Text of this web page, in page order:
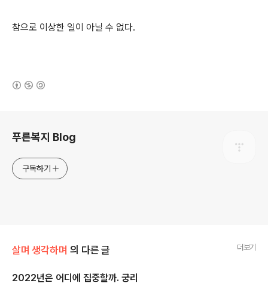
참으로 이상한 일이 아닐 수 없다.
푸른복지 Blog
구독하기
살며 생각하며 의 다른 글 더보기
2022년은 어디에 집중할까. 궁리